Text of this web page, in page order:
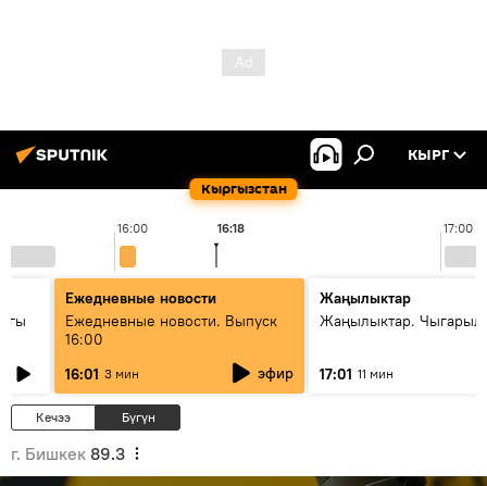
Кыргызстан
КЫРГ
16:00 17:00
16:18
Ежедневные новости
Ежедневные новости. Выпуск
16:00
16:01 3 мин эфир
Жаңылыктар
Жаңылыктар.
17:01 11 мин
Кечээ Бүгүн
г. Бишкек 89.3